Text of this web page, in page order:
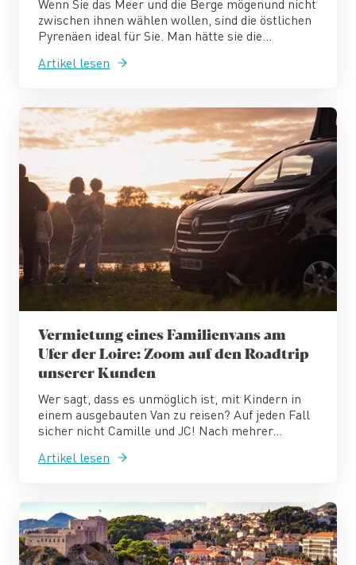
Wenn Sie das Meer und die Berge mögenund nicht
zwischen ihnen wählen wollen, sind die östlichen
Pyrenäen ideal für Sie. Man hätte sie die...
Artikel lesen
Vermietung eines Familienvans am
Ufer der Loire: Zoom auf den Roadtrip
unserer Kunden
Wer sagt, dass es unmöglich ist, mit Kindern in
einem ausgebauten Van zu reisen? Auf jeden Fall
sicher nicht Camille und JC! Nach mehrer...
Artikel lesen